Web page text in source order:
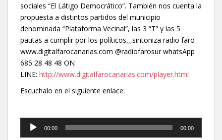
sociales “El Látigo Democrático”. También nos cuenta la
propuesta a distintos partidos del municipio
denominada “Plataforma Vecinal”, las 3 “T” y las 5
pautas a cumplir por los políticos,,,sintoniza radio faro
www.digitalfarocanarias.com @radiofarosur whatsApp
685 28 48 48 ON
LINE: http://www.digitalfarocanarias.com/player.html
Escuchalo en el siguiente enlace:
Reproductor
00:00 00:00